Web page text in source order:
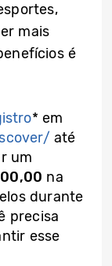
mais
é
* em
até
um
na
durante
precisa
esse